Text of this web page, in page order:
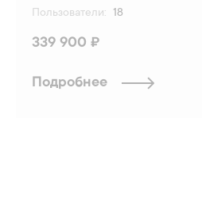
Пользователи: 18
339 900 ₽
Подробнее